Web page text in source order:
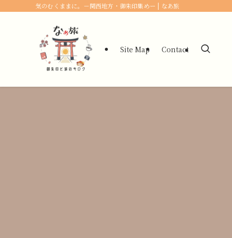
気のむくままに。－関西地方・御朱印集めー | なあ旅
Site Map Contact